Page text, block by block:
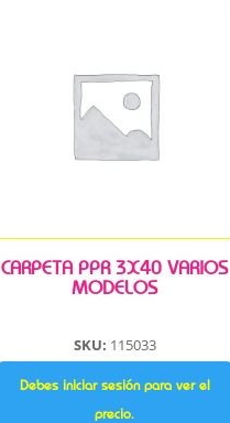
CARPETA PPR 3X40 VARIOS
MODELOS
SKU: 115033
Debes iniciar sesión para ver el
precio.